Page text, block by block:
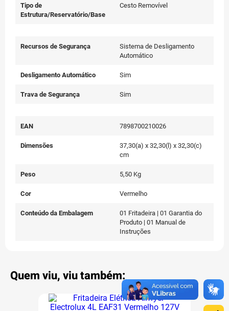
Tipo de
Estrutura/Reservatório/Base
Cesto Removível
Recursos de Segurança
Sistema de Desligamento
Automático
Desligamento Automático Sim
Trava de Segurança Sim
EAN 7898700210026
Dimensões
37,30(a) x 32,30(l) x 32,30(c)
cm
Peso 5,50 Kg
Cor Vermelho
Conteúdo da Embalagem
01 Fritadeira | 01 Garantia do
Produto | 01 Manual de
Instruções
Quem viu, viu também: